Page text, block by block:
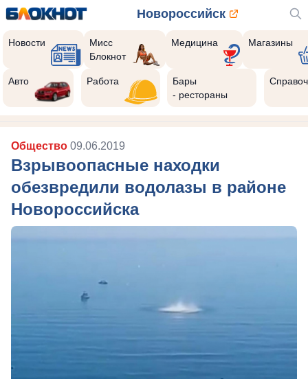
Новороссийск
Новости
Мисс
Блокнот
Медицина Магазины
Авто Работа
Бары
- рестораны
Общество 09.06.2019
Взрывоопасные находки
обезвредили водолазы в районе
Новороссийска